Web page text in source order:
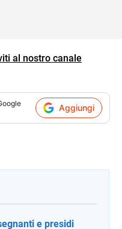
al nostro canale
Aggiungi
e presidi